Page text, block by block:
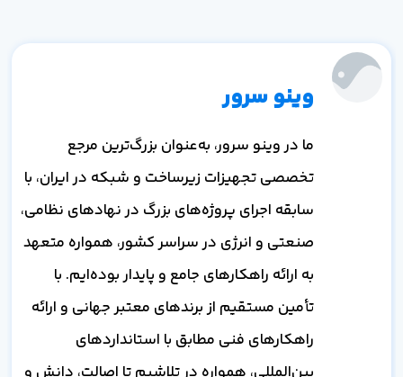
وینو سرور
ما در وینو سرور، به‌عنوان بزرگ‌ترین مرجع
تخصصی تجهیزات زیرساخت و شبکه در ایران، با
سابقه اجرای پروژه‌های بزرگ در نهادهای نظامی،
صنعتی و انرژی در سراسر کشور، همواره متعهد
به ارائه راهکارهای جامع و پایدار بوده‌ایم. با
تأمین مستقیم از برندهای معتبر جهانی و ارائه
راهکارهای فنی مطابق با استانداردهای